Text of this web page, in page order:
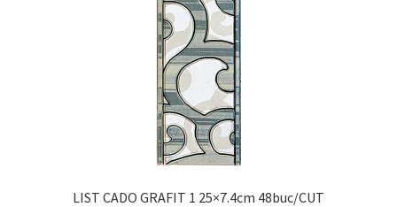
LIST CADO GRAFIT 1 25×7.4cm 48buc/CUT